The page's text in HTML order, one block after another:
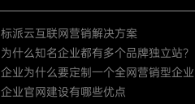
标派云互联网营销解决方案
为什么知名企业都有多个品牌独立站？
企业为什么要定制一个全网营销型企业
企业官网建设有哪些优点